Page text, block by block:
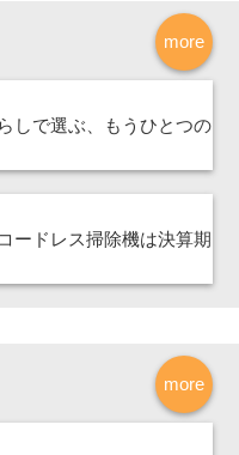
more
しで選ぶ、もうひとつの
ードレス掃除機は決算期
more